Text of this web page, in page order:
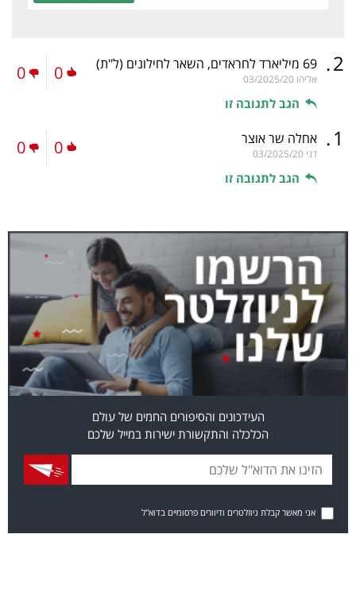
2
. 69 מיליארד לחראדים, השאר לחילונים (ל"ת)
אליהו 03/2025/20
הגב לתגובה זו
0
0
1
. אחלה שר אוצר
דני 03/2025/20
הגב לתגובה זו
0
0
העידכונים והסיפורים החמים של עולם
הכלכלה והתקשורת ישירות במייל שלכם
אני מאשר קבלת ניוזלטרים ודיוורים פרסומיים בדוא"ל